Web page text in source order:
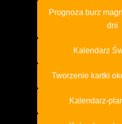
Prognoza burz
dni
Kalendarz
Tworzenie kartki
Kalendarz-